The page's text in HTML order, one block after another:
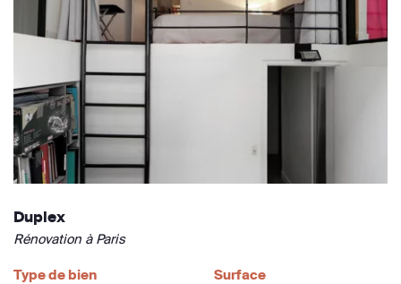
Duplex
Rénovation à Paris
Type de bien
Surface